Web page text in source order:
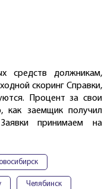
средств должникам,
скоринг Справки,
Процент за свои
как заемщик получил
принимаем на
Челябинск